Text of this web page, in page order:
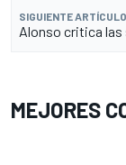
SIGUIENTE ARTÍCULO
Alonso critica las
MEJORES